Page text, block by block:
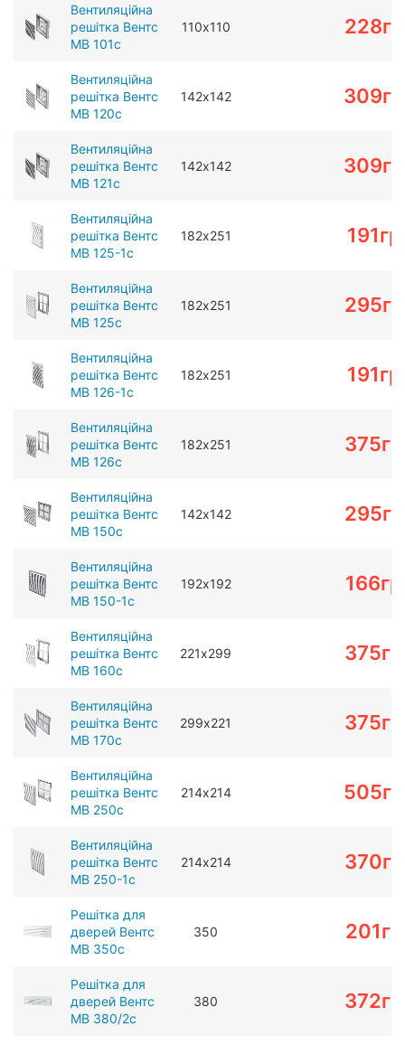
Вентиляційна
решітка Вентс
МВ 101с
110х110 228
Вентиляційна
решітка Вентс
МВ 120с
142х142 309
Вентиляційна
решітка Вентс
МВ 121с
142х142 309
Вентиляційна
решітка Вентс
МВ 125-1с
182х251 191
Вентиляційна
решітка Вентс
МВ 125с
182х251 295
Вентиляційна
решітка Вентс
МВ 126-1с
182х251 191
Вентиляційна
решітка Вентс
МВ 126с
182х251 375
Вентиляційна
решітка Вентс
МВ 150с
142х142 295
Вентиляційна
решітка Вентс
МВ 150-1с
192х192 166
Вентиляційна
решітка Вентс
МВ 160с
221х299 375
Вентиляційна
решітка Вентс
МВ 170с
299х221 375
Вентиляційна
решітка Вентс
МВ 250с
214х214 505
Вентиляційна
решітка Вентс
МВ 250-1с
214х214 370
Решітка для
дверей Вентс
МВ 350c
350 201
Решітка для
дверей Вентс
МВ 380/2c
380 372